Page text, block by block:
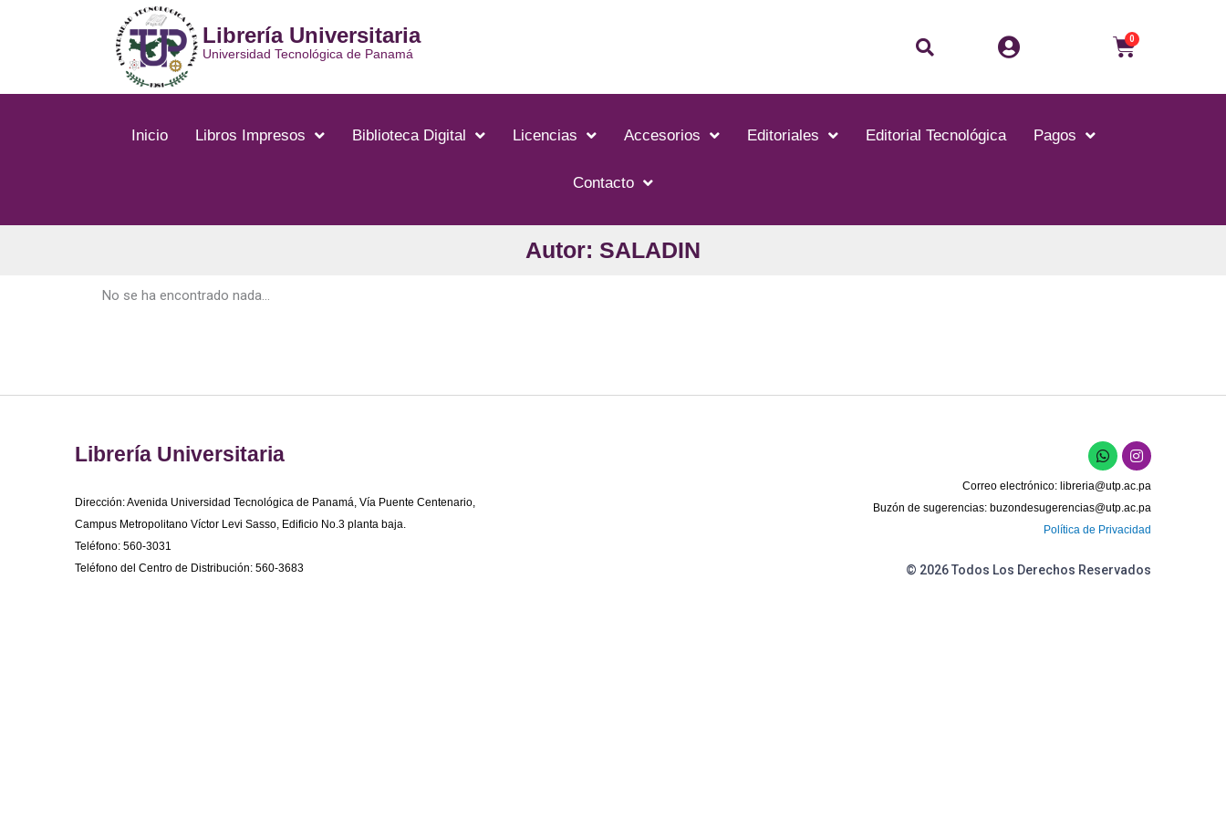
Librería Universitaria
Universidad Tecnológica de Panamá Buscar 0Carrito
Inicio Libros Impresos Biblioteca Digital Licencias Accesorios Editoriales Editorial Tecnológica Pagos
Contacto
Autor: SALADIN
No se ha encontrado nada...
Librería Universitaria
Dirección: Avenida Universidad Tecnológica de Panamá, Vía Puente Centenario,
Campus Metropolitano Víctor Levi Sasso, Edificio No.3 planta baja.
Teléfono: 560-3031
Teléfono del Centro de Distribución: 560-3683
W
h
a
t
s
p
I
n
s
t
a
r
m
Correo electrónico: libreria@utp.ac.pa
Buzón de sugerencias: buzondesugerencias@utp.ac.pa
Política de Privacidad
© 2026 Todos Los Derechos Reservados